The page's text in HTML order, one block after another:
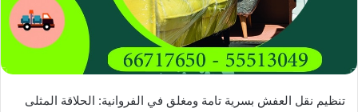
تنظيم نقل العفش بسرية تامة ومغلق في الفروانية: الحلاقة المثلى